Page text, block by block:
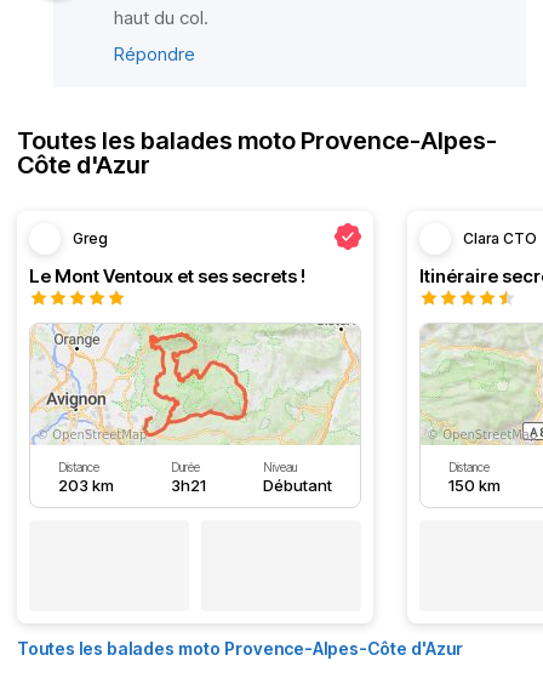
haut du col.
Répondre
Toutes les balades moto Provence-Alpes-
Côte d'Azur
Greg
Le Mont Ventoux et ses secrets !
Distance
203 km
Durée
3h21
Niveau
Débutant
Clara CTO
Distance
150 km
Toutes les balades moto Provence-Alpes-Côte d'Azur